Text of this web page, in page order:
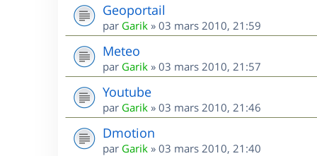
Geoportail
par Garik » 03 mars 2010, 21:59
Meteo
par Garik » 03 mars 2010, 21:57
Youtube
par Garik » 03 mars 2010, 21:46
Dmotion
par Garik » 03 mars 2010, 21:40